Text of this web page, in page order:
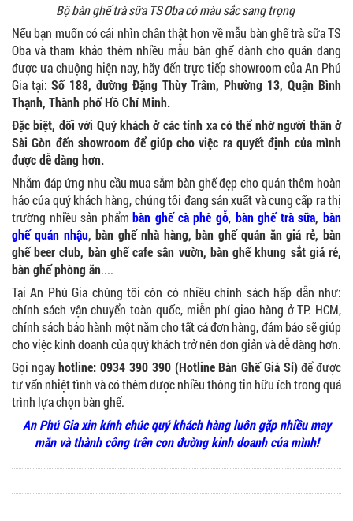
Bộ bàn ghế trà sữa TS Oba có màu sắc sang trọng
Nếu bạn muốn có cái nhìn chân thật hơn về mẫu bàn ghế trà sữa TS
Oba và tham khảo thêm nhiều mẫu bàn ghế dành cho quán đang
được ưa chuộng hiện nay, hãy đến trực tiếp showroom của An Phú
Gia tại: Số 188, đường Đặng Thùy Trâm, Phường 13, Quận Bình
Thạnh, Thành phố Hồ Chí Minh.
Đặc biệt, đối với Quý khách ở các tỉnh xa có thể nhờ người thân ở
Sài Gòn đến showroom để giúp cho việc ra quyết định của mình
được dễ dàng hơn.
Nhằm đáp ứng nhu cầu mua sắm bàn ghế đẹp cho quán thêm hoàn
hảo của quý khách hàng, chúng tôi đang sản xuất và cung cấp ra thị
trường nhiều sản phẩmbàn ghế cà phê gỗ, bàn ghế trà sữa,bàn
ghế quán nhậu, bàn ghế nhà hàng, bàn ghế quán ăn giá rẻ, bàn
ghế beer club, bàn ghế cafe sân vườn, bàn ghế khung sắt giá rẻ,
bàn ghế phòng ăn....
Tại An Phú Gia chúng tôi còn có nhiều chính sách hấp dẫn như:
chính sách vận chuyển toàn quốc, miễn phí giao hàng ở TP. HCM,
chính sách bảo hành một năm cho tất cả đơn hàng, đảm bảo sẽ giúp
cho việc kinh doanh của quý khách trở nên đơn giản và dễ dàng hơn.
Gọi ngayhotline: 0934 390 390 (Hotline Bàn Ghế Giá Sỉ)để được
tư vấn nhiệt tình và có thêm được nhiều thông tin hữu ích trong quá
trình lựa chọn bàn ghế.
An Phú Gia xin kính chúc quý khách hàng luôn gặp nhiều may
mắn và thành công trên con đường kinh doanh của mình!
Ghế Ăn nhập khẩu ELLA - Mã SP: GNK05
Liên hệ
BÀN BAR BEER CLUB BCF SX GIÁ RẺ - MÃ SỐ:
750.000 VNĐ
GHẾ EAMES - GHẾ NHỰA CAFE CHÂN GỖ GIÁ RẺ
550.000 VNĐ
GHẾ XẾP GẤP GIÁ RẺ - MÃ SỐ: X001
380.000 VNĐ
650.000 VNĐ